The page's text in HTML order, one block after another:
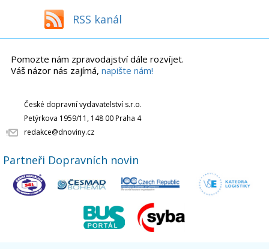
RSS kanál
Pomozte nám zpravodajství dále rozvíjet.
Váš názor nás zajímá, napište nám!
České dopravní vydavatelství s.r.o.
Petýrkova 1959/11, 148 00 Praha 4
redakce@dnoviny.cz
Partneři Dopravních novin